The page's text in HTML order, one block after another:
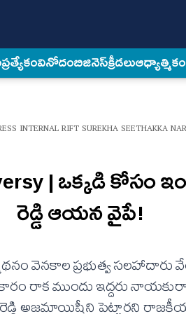
ప్రత్యేకంవినోదంబిజినెస్క్రీడలుఆధ్యాత్మికం
INTERNAL RIFT SUREKHA SEETHAKKA
| ఒక్కడి
రెడ్డి ఆయన వైపే!
వెనకాల ప్రభుత్వ సలహాదారు
రాక ముందు ఇద్దరు